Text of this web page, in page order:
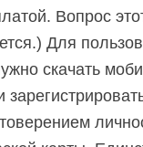
Вопрос
Для
скачать